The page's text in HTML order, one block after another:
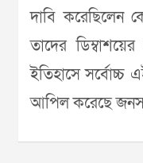
দাবি করেছিলেন
তাদের
ইতিহাসে সর্বোচ্চ
আপিল করেছে